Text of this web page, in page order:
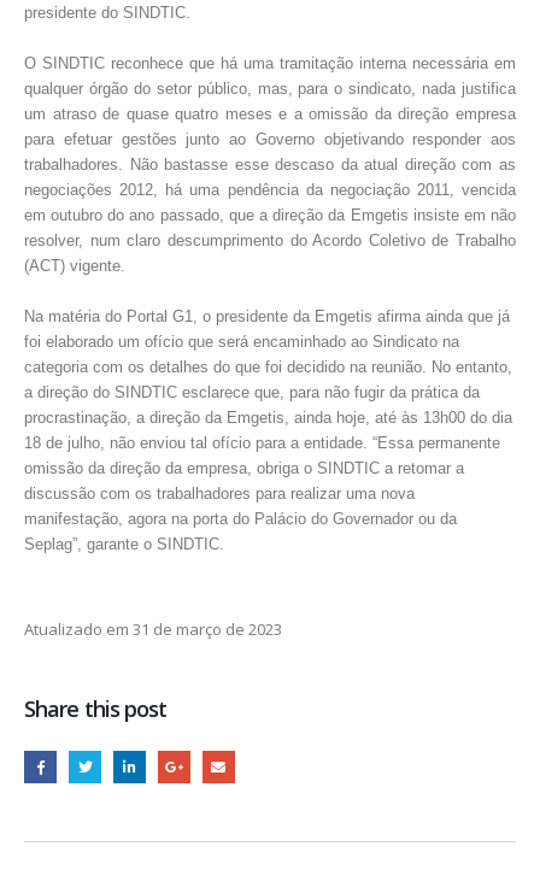
presidente do SINDTIC.
O SINDTIC reconhece que há uma tramitação interna necessária em
qualquer órgão do setor público, mas, para o sindicato, nada justifica
um atraso de quase quatro meses e a omissão da direção empresa
para efetuar gestões junto ao Governo objetivando responder aos
trabalhadores. Não bastasse esse descaso da atual direção com as
negociações 2012, há uma pendência da negociação 2011, vencida
em outubro do ano passado, que adireção da Emgetis insiste em não
resolver, num claro descumprimento do Acordo Coletivo de Trabalho
(ACT) vigente.
Na matéria do Portal G1, o presidente da Emgetis afirma ainda que já
foi elaborado um ofício que será encaminhado ao Sindicato na
categoria com os detalhes do que foi decidido na reunião. No entanto,
a direção do SINDTIC esclarece que, para não fugir da prática da
procrastinação, a direção da Emgetis, ainda hoje, até às 13h00 do dia
18 de julho, não enviou tal ofício para a entidade. “Essa permanente
omissão da direção da empresa, obriga o SINDTIC a retomar a
discussão com os trabalhadores para realizar uma nova
manifestação, agora na porta do Palácio do Governador ou da
Seplag”, garante o SINDTIC.
Atualizado em 31 de março de 2023
Share this post